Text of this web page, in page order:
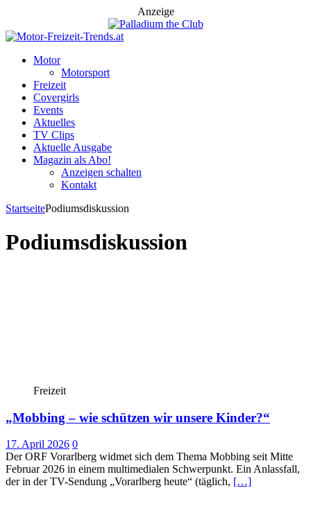
Anzeige
Motor
Motorsport
Freizeit
Covergirls
Events
Aktuelles
TV Clips
Aktuelle Ausgabe
Magazin als Abo!
Anzeigen schalten
Kontakt
StartseitePodiumsdiskussion
Podiumsdiskussion
Freizeit
„Mobbing – wie schützen wir unsere Kinder?“
17. April 2026 0
Der ORF Vorarlberg widmet sich dem Thema Mobbing seit Mitte
Februar 2026 in einem multimedialen Schwerpunkt. Ein Anlassfall,
der in der TV-Sendung „Vorarlberg heute“ (täglich, […]